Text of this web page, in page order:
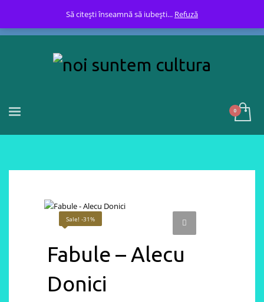
Sale! -31%
Fabule – Alecu
Donici
Să citești înseamnă să iubești... Refuză